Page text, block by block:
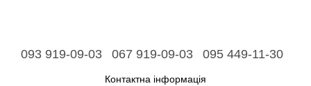
093 919-09-03 067 919-09-03 095 449-11-30
Контактна інформація